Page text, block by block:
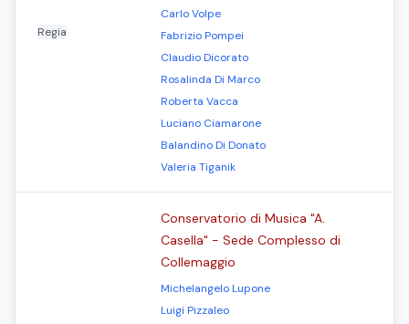
Regia
Carlo Volpe
Fabrizio Pompei
Claudio Dicorato
Rosalinda Di Marco
Roberta Vacca
Luciano Ciamarone
Balandino Di Donato
Valeria Tiganik
Conservatorio di Musica "A.
Casella" - Sede Complesso di
Collemaggio
Michelangelo Lupone
Luigi Pizzaleo